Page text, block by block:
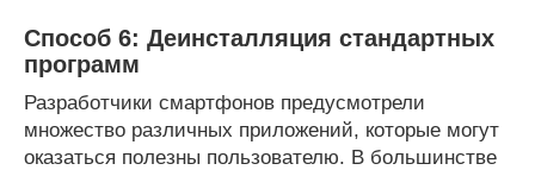
Способ 6: Деинсталляция стандартных
программ
Разработчики смартфонов предусмотрели
множество различных приложений, которые могут
оказаться полезны пользователю. В большинстве